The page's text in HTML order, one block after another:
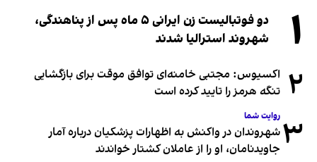
۱
دو فوتبالیست زن ایرانی ۵ ماه پس از پناهندگی،
شهروند استرالیا شدند
۲ اکسیوس: مجتبی خامنه‌ای توافق موقت برای بازگشایی
تنگه هرمز را تایید کرده است
۳ روایت شما
شهروندان در واکنش به اظهارات پزشکیان درباره آمار
جاویدنامان، او را از عاملان کشتار خواندند